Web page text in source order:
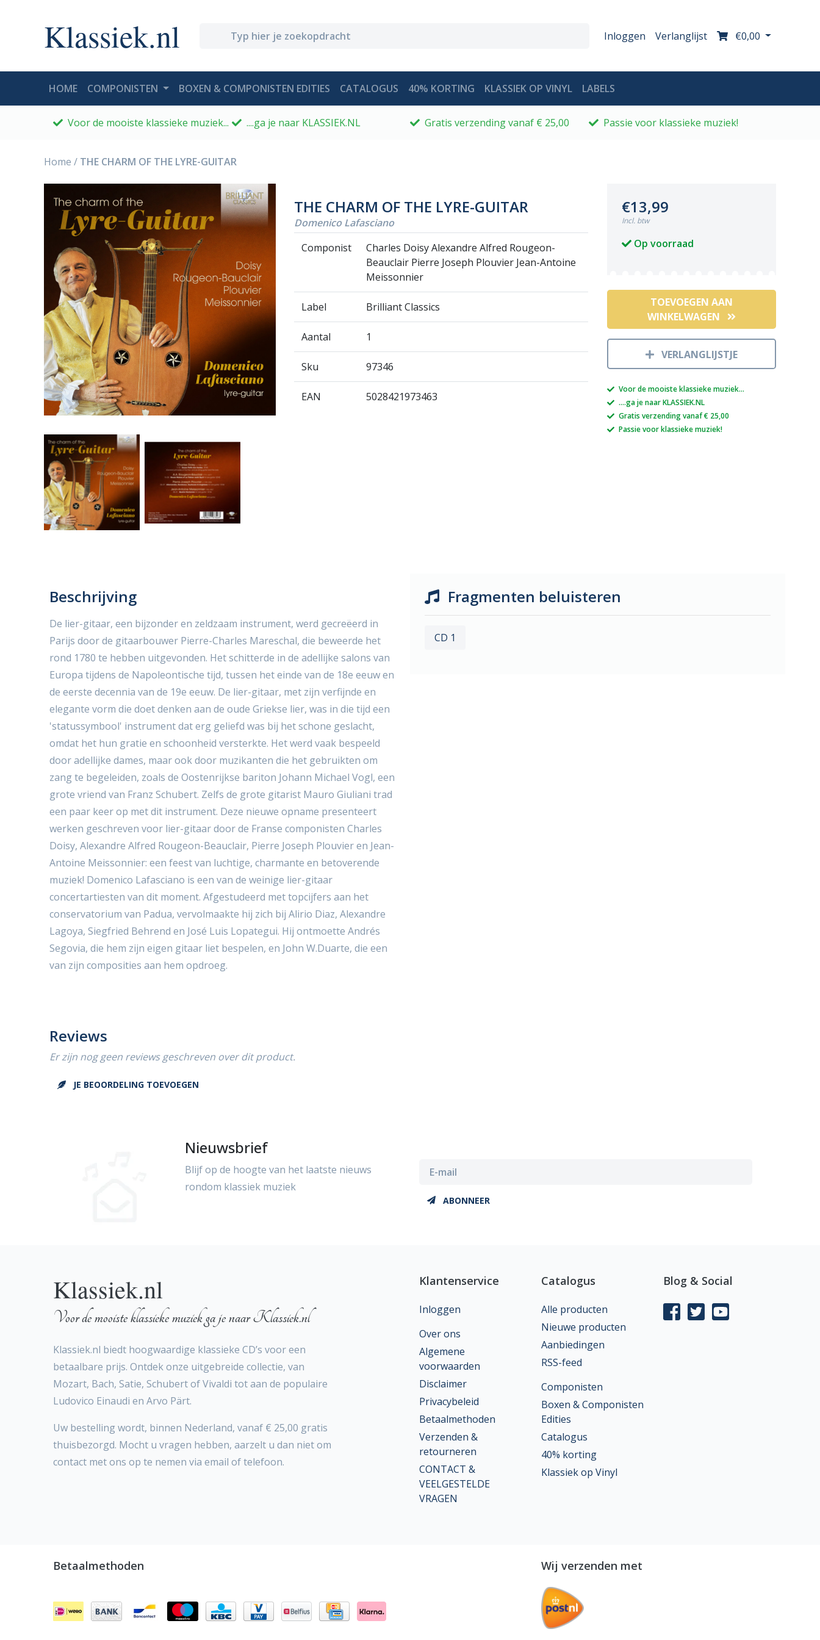
Klassiek.nl Inloggen Verlanglijst €0,00
HOME(CURRENT)
COMPONISTEN BOXEN & COMPONISTEN EDITIES CATALOGUS 40% KORTING KLASSIEK OP VINYL LABELS
Voor de mooiste klassieke muziek... ....ga je naar KLASSIEK.NL Gratis verzending vanaf € 25,00 Passie voor klassieke muziek!
Home / THE CHARM OF THE LYRE-GUITAR
THE CHARM OF THE LYRE-GUITAR
Domenico Lafasciano
Componist
Charles Doisy Alexandre Alfred Rougeon-
Beauclair Pierre Joseph Plouvier Jean-Antoine
Meissonnier
Label Brilliant Classics
Aantal 1
Sku 97346
EAN 5028421973463
€13,99
Incl. btw
Op voorraad
TOEVOEGEN AAN
WINKELWAGEN
VERLANGLIJSTJE
Voor de mooiste klassieke muziek...
....ga je naar KLASSIEK.NL
Gratis verzending vanaf € 25,00
Passie voor klassieke muziek!
Beschrijving
De lier-gitaar, een bijzonder en zeldzaam instrument, werd gecreëerd in
Parijs door de gitaarbouwer Pierre-Charles Mareschal, die beweerde het
rond 1780 te hebben uitgevonden. Het schitterde in de adellijke salons van
Europa tijdens de Napoleontische tijd, tussen het einde van de 18e eeuw en
de eerste decennia van de 19e eeuw. De lier-gitaar, met zijn verfijnde en
elegante vorm die doet denken aan de oude Griekse lier, was in die tijd een
'statussymbool' instrument dat erg geliefd was bij het schone geslacht,
omdat het hun gratie en schoonheid versterkte. Het werd vaak bespeeld
door adellijke dames, maar ook door muzikanten die het gebruikten om
zang te begeleiden, zoals de Oostenrijkse bariton Johann Michael Vogl, een
grote vriend van Franz Schubert. Zelfs de grote gitarist Mauro Giuliani trad
een paar keer op met dit instrument. Deze nieuwe opname presenteert
werken geschreven voor lier-gitaar door de Franse componisten Charles
Doisy, Alexandre Alfred Rougeon-Beauclair, Pierre Joseph Plouvier en Jean-
Antoine Meissonnier: een feest van luchtige, charmante en betoverende
muziek! Domenico Lafasciano is een van de weinige lier-gitaar
concertartiesten van dit moment. Afgestudeerd met topcijfers aan het
conservatorium van Padua, vervolmaakte hij zich bij Alirio Diaz, Alexandre
Lagoya, Siegfried Behrend en José Luis Lopategui. Hij ontmoette Andrés
Segovia, die hem zijn eigen gitaar liet bespelen, en John W.Duarte, die een
van zijn composities aan hem opdroeg.
Reviews
Er zijn nog geen reviews geschreven over dit product.
JE BEOORDELING TOEVOEGEN
Fragmenten beluisteren
CD 1
Nieuwsbrief
Blijf op de hoogte van het laatste nieuws
rondom klassiek muziek
ABONNEER
Klassiek.nl
Voor de mooiste klassieke muziek ga je naar Klassiek.nl
Klassiek.nl biedt hoogwaardige klassieke CD’s voor een
betaalbare prijs. Ontdek onze uitgebreide collectie, van
Mozart, Bach, Satie, Schubert of Vivaldi tot aan de populaire
Ludovico Einaudi en Arvo Pärt.
Uw bestelling wordt, binnen Nederland, vanaf € 25,00 gratis
thuisbezorgd. Mocht u vragen hebben, aarzelt u dan niet om
contact met ons op te nemen via email of telefoon.
Klantenservice
Inloggen
Over ons
Algemene
voorwaarden
Disclaimer
Privacybeleid
Betaalmethoden
Verzenden &
retourneren
CONTACT &
VEELGESTELDE
VRAGEN
Catalogus
Alle producten
Nieuwe producten
Aanbiedingen
RSS-feed
Componisten
Boxen & Componisten
Edities
Catalogus
40% korting
Klassiek op Vinyl
Blog & Social
Betaalmethoden Wij verzenden met